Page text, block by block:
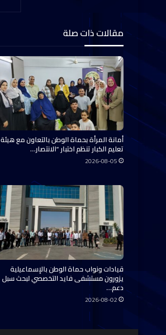
مقالات ذات صلة
أمانة المرأة بحماة الوطن بالتعاون مع هيئة
تعليم الكبار تنظم اختبار “الانتصار…
2026-08-05
قيادات ونواب حماة الوطن بالإسماعيلية
يزورون مستشفى فايد التخصصي لبحث سبل
دعم…
2026-08-02